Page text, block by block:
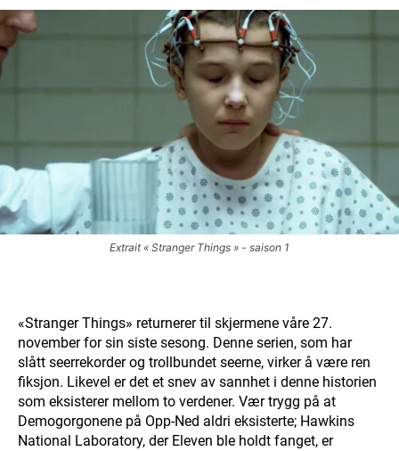
Extrait « Stranger Things » - saison 1
«Stranger Things» returnerer til skjermene våre 27.
november for sin siste sesong. Denne serien, som har
slått seerrekorder og trollbundet seerne, virker å være ren
fiksjon. Likevel er det et snev av sannhet i denne historien
som eksisterer mellom to verdener. Vær trygg på at
Demogorgonene på Opp-Ned aldri eksisterte; Hawkins
National Laboratory, der Eleven ble holdt fanget, er